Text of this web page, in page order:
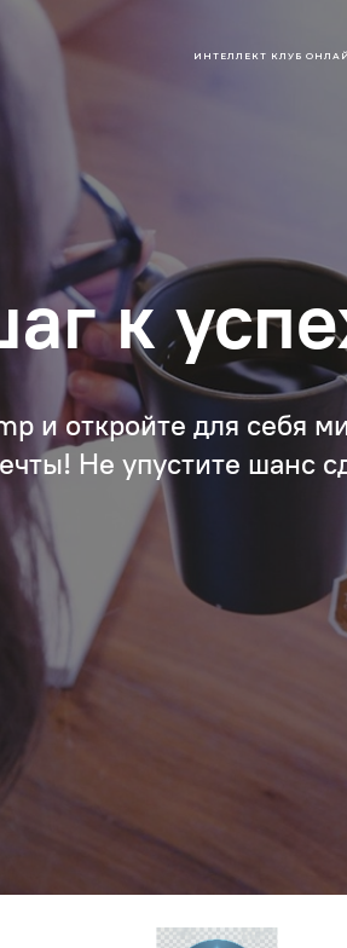
к
и откройте для себя
Не упустите шанс
ИНТЕЛЛЕКТ КЛУБ